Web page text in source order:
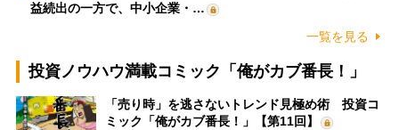
益続出の一方で、中小企業・…
一覧を見る
投資ノウハウ満載コミック「俺がカブ番長！」
「売り時」を逃さないトレンド見極め術 投資コ
ミック「俺がカブ番長！」【第11回】